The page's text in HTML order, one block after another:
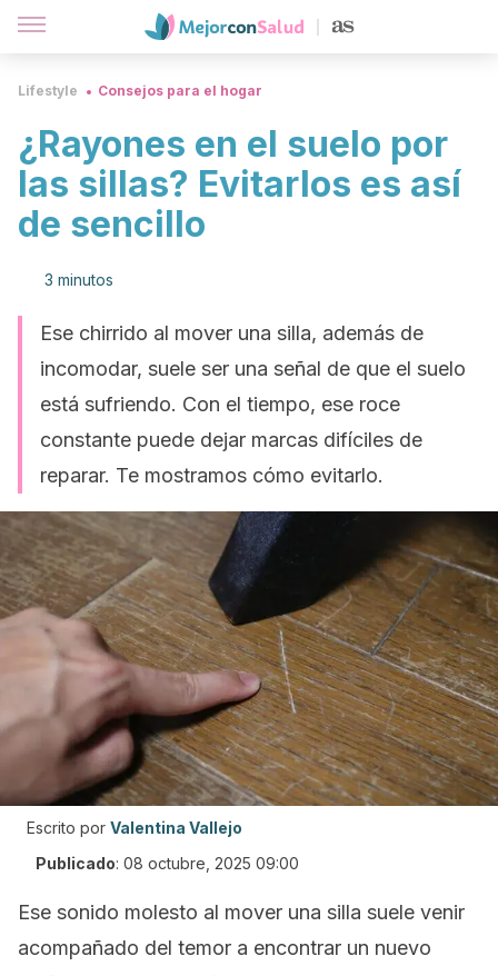
Lifestyle Consejos para el hogar
¿Rayones en el suelo por
las sillas? Evitarlos es así
de sencillo
3 minutos
Ese chirrido al mover una silla, además de
incomodar, suele ser una señal de que el suelo
está sufriendo. Con el tiempo, ese roce
constante puede dejar marcas difíciles de
reparar. Te mostramos cómo evitarlo.
Escrito por Valentina Vallejo
Publicado: 08 octubre, 2025 09:00
Ese sonido molesto al mover una silla suele venir
acompañado del temor a encontrar un nuevo